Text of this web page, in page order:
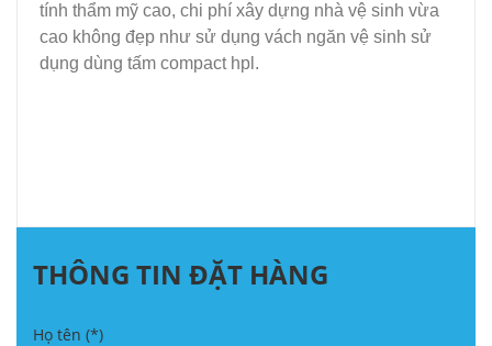
tính thẩm mỹ cao, chi phí xây dựng nhà vệ sinh vừa
cao không đẹp như sử dụng vách ngăn vệ sinh sử
dụng dùng tấm compact hpl.
THÔNG TIN ĐẶT HÀNG
Họ tên (*)